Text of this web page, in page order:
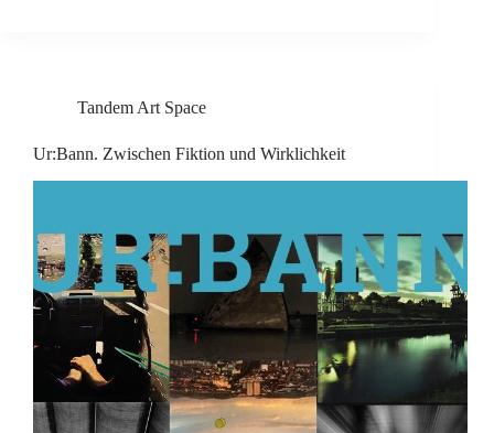
Tandem Art Space
Ur:Bann. Zwischen Fiktion und Wirklichkeit